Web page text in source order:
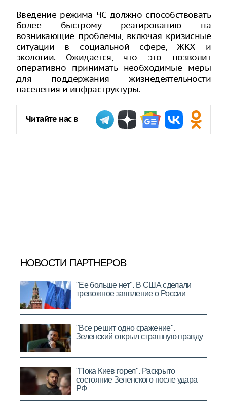
Введение режима ЧС должно способствовать
более быстрому реагированию на
возникающие проблемы, включая кризисные
ситуации в социальной сфере, ЖКХ и
экологии. Ожидается, что это позволит
оперативно принимать необходимые меры
для поддержания жизнедеятельности
населения и инфраструктуры.
Читайте нас в